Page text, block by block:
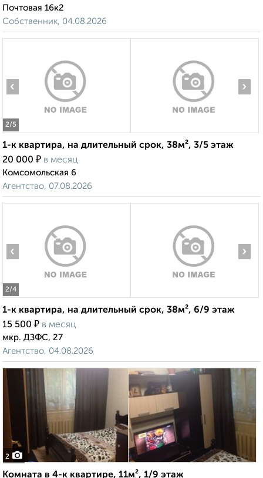
Почтовая 16к2
Собственник, 04.08.2026
2/5
‹ ›
1-к квартира, на длительный срок, 38м², 3/5 этаж
20 000 ₽ в месяц
Комсомольская 6
Агентство, 07.08.2026
2/4
‹ ›
1-к квартира, на длительный срок, 38м², 6/9 этаж
15 500 ₽ в месяц
мкр. ДЗФС, 27
Агентство, 04.08.2026
2
Комната в 4-к квартире, 11м², 1/9 этаж